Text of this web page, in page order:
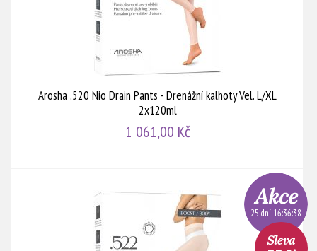
Arosha .520 Nio Drain Pants - Drenážní kalhoty Vel. L/XL
2x120ml
1 061,00 Kč
25 dní 16:36:38